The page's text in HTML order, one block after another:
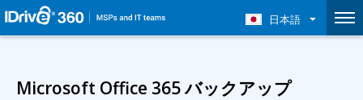
日本語
Microsoft Office 365 バックアップ